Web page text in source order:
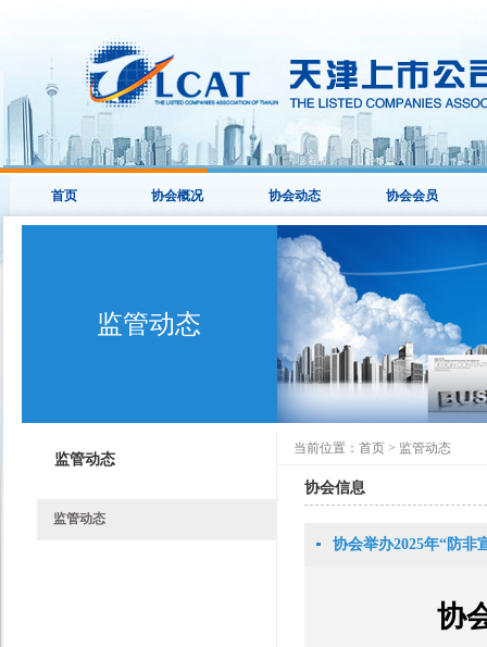
首页 协会概况 协会动态 协会会员
监管动态
监管动态
监管动态
当前位置： 首页 > 监管动态
协会信息
协会举办2025年“防
协